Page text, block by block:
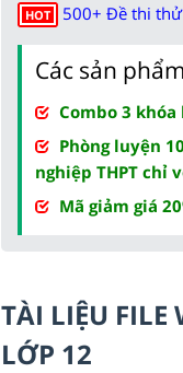
HOT 500+ Đề thi
Các sản
Combo 3 khóa
Phòng luyện
nghiệp THPT chỉ
Mã giảm giá
TÀI LIỆU FILE
LỚP 12